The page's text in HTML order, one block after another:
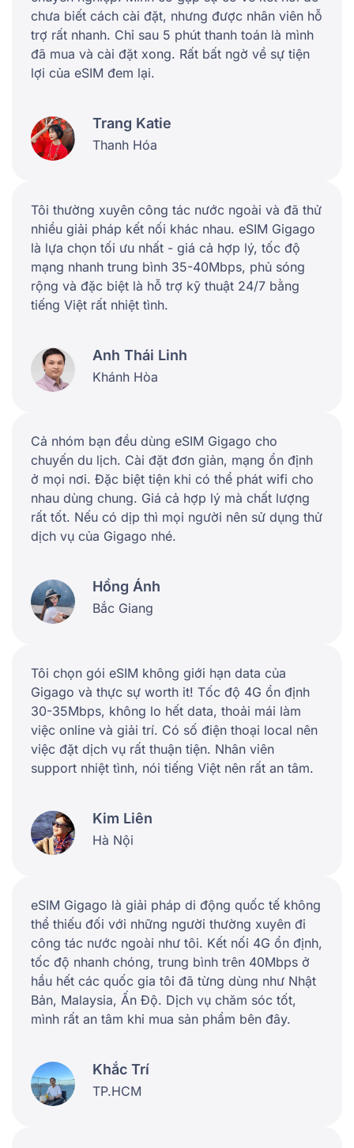
chưa biết cách cài đặt, nhưng được nhân viên hỗ
trợ rất nhanh. Chỉ sau 5 phút thanh toán là mình
đã mua và cài đặt xong. Rất bất ngờ về sự tiện
lợi của eSIM đem lại.
Trang Katie
Thanh Hóa
Tôi thường xuyên công tác nước ngoài và đã thử
nhiều giải pháp kết nối khác nhau. eSIM Gigago
là lựa chọn tối ưu nhất - giá cả hợp lý, tốc độ
mạng nhanh trung bình 35-40Mbps, phủ sóng
rộng và đặc biệt là hỗ trợ kỹ thuật 24/7 bằng
tiếng Việt rất nhiệt tình.
Anh Thái Linh
Khánh Hòa
Cả nhóm bạn đều dùng eSIM Gigago cho
chuyến du lịch. Cài đặt đơn giản, mạng ổn định
ở mọi nơi. Đặc biệt tiện khi có thể phát wifi cho
nhau dùng chung. Giá cả hợp lý mà chất lượng
rất tốt. Nếu có dịp thì mọi người nên sử dụng thử
dịch vụ của Gigago nhé.
Hồng Ánh
Bắc Giang
Tôi chọn gói eSIM không giới hạn data của
Gigago và thực sự worth it! Tốc độ 4G ổn định
30-35Mbps, không lo hết data, thoải mái làm
việc online và giải trí. Có số điện thoại local nên
việc đặt dịch vụ rất thuận tiện. Nhân viên
support nhiệt tình, nói tiếng Việt nên rất an tâm.
Kim Liên
Hà Nội
eSIM Gigago là giải pháp di động quốc tế không
thể thiếu đối với những người thường xuyên đi
công tác nước ngoài như tôi. Kết nối 4G ổn định,
tốc độ nhanh chóng, trung bình trên 40Mbps ở
hầu hết các quốc gia tôi đã từng dùng như Nhật
Bản, Malaysia, Ấn Độ. Dịch vụ chăm sóc tốt,
mình rất an tâm khi mua sản phẩm bên đây.
Khắc Trí
TP.HCM